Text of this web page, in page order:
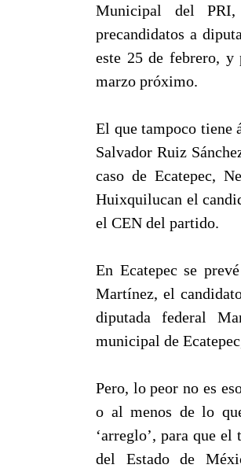
Municipal del
precandidatos a
este 25 de febrero, y
marzo próximo.
El que tampoco tiene
Salvador Ruiz
caso de Ecatepec,
Huixquilucan el
el CEN del partido.
En Ecatepec se
Martínez, el
diputada federal
municipal de
Pero, lo peor no es
o al menos de lo
‘arreglo’, para que
del Estado de